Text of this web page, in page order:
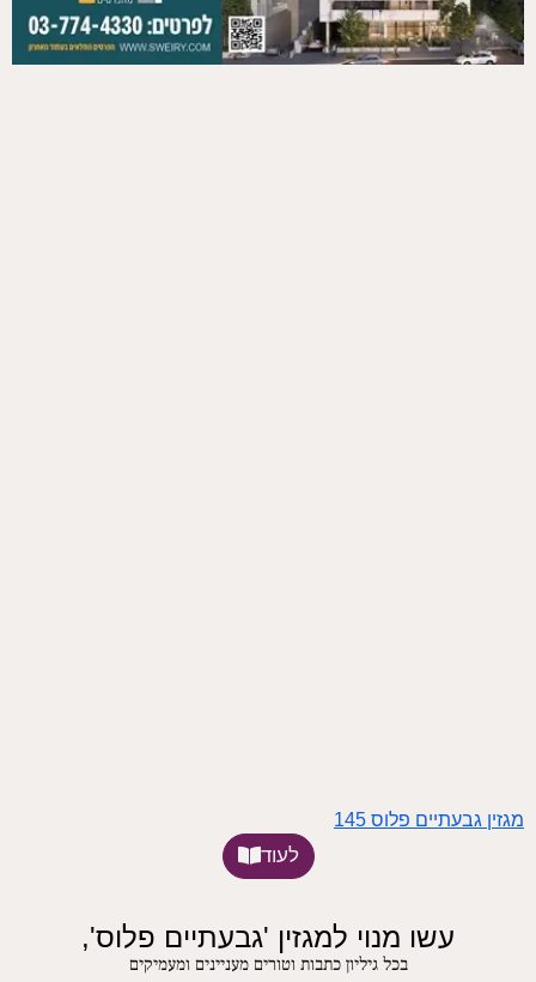
מגזין גבעתיים פלוס 145
לעוד
עשו מנוי למגזין 'גבעתיים פלוס',
בכל גיליון כתבות וטורים מעניינים ומעמיקים